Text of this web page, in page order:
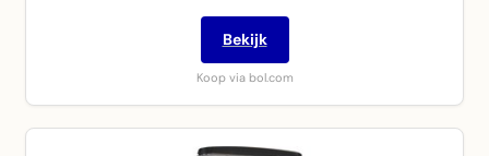
Bekijk
Koop via bol.com